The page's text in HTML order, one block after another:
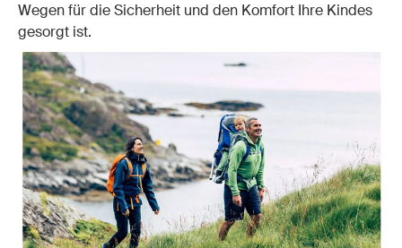
Wegen für die Sicherheit und den Komfort Ihre Kindes
gesorgt ist.